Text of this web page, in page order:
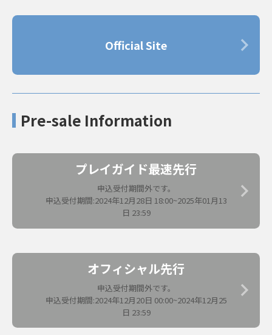
Official Site
Pre-sale Information
プレイガイド最速先行
申込受付期間外です。
申込受付期間:2024年12月28日 18:00~2025年01月13
日 23:59
オフィシャル先行
申込受付期間外です。
申込受付期間:2024年12月20日 00:00~2024年12月25
日 23:59